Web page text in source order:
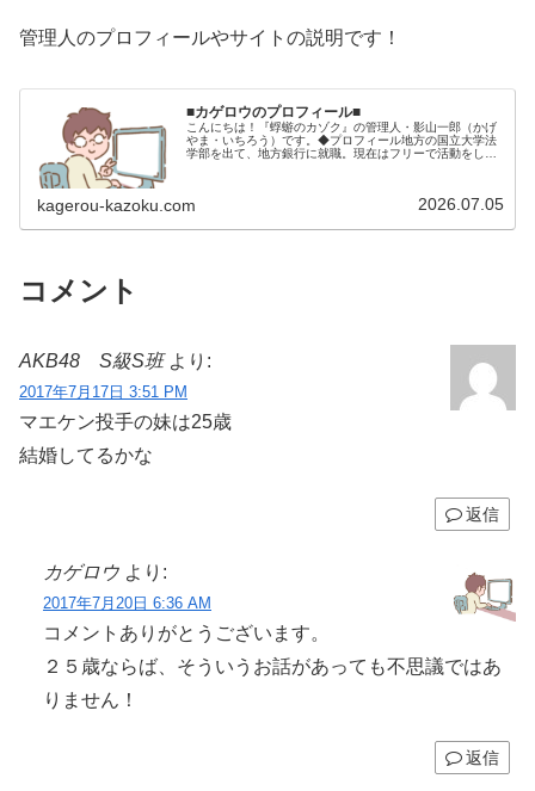
管理人のプロフィールやサイトの説明です！
■カゲロウのプロフィール■
こんにちは！『蜉蝣のカゾク』の管理人・影山一郎（かげ
やま・いちろう）です。◆プロフィール地方の国立大学法
学部を出て、地方銀行に就職。現在はフリーで活動をして
kagerou-kazoku.com 2026.07.05
コメント
AKB48 S級S班 より:
2017年7月17日 3:51 PM
マエケン投手の妹は25歳
結婚してるかな
返信
カゲロウ より:
2017年7月20日 6:36 AM
コメントありがとうございます。
２５歳ならば、そういうお話があっても不思議ではあ
りません！
返信